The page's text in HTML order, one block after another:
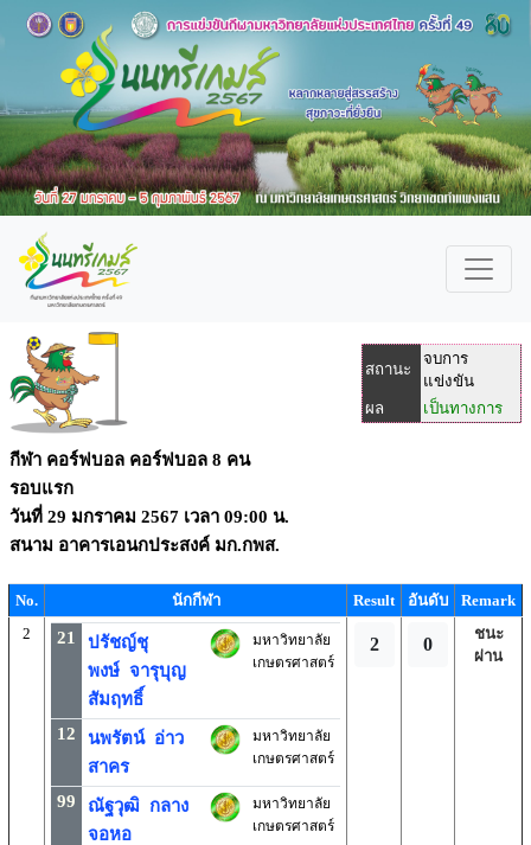
สถานะ
จบการ
แข่งขัน
ผล
เป็นทางการ
กีฬา คอร์ฟบอล คอร์ฟบอล 8 คน
รอบแรก
วันที่ 29 มกราคม 2567 เวลา 09:00 น.
สนาม อาคารเอนกประสงค์ มก.กพส.
No. นักกีฬา Result อันดับ
Remark
2
21
ปรัชญ์ชุ
พงษ์ จารุบุญ
สัมฤทธิ์
มหาวิทยาลัย
เกษตรศาสตร์
12
นพรัตน์ อ่าว
สาคร
มหาวิทยาลัย
เกษตรศาสตร์
99
ณัฐวุฒิ กลาง
จอหอ
มหาวิทยาลัย
เกษตรศาสตร์
2 0
ชนะ
ผ่าน